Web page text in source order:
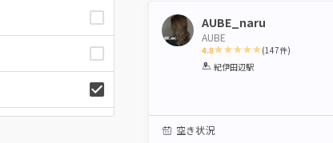
AUBE_naru
AUBE
4.8
1 2 3 4 5
(147件)
紀伊田辺駅
空き状況